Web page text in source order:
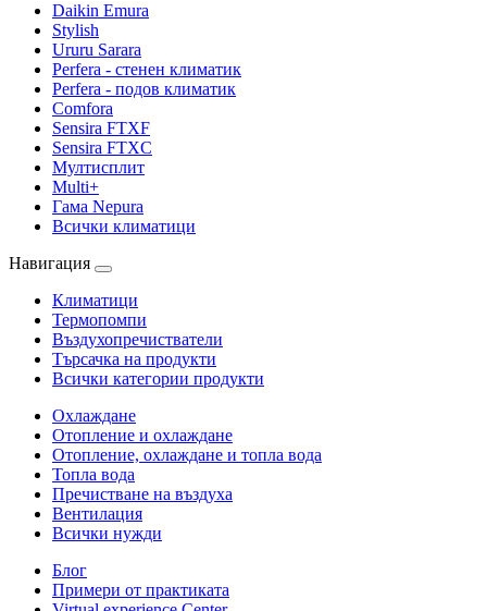
Daikin Emura
Stylish
Ururu Sarara
Perfera - стенен климатик
Perfera - подов климатик
Comfora
Sensira FTXF
Sensira FTXC
Мултисплит
Multi+
Гама Nepura
Всички климатици
Навигация
Климатици
Термопомпи
Въздухопречистватели
Търсачка на продукти
Всички категории продукти
Охлаждане
Отопление и охлаждане
Отопление, охлаждане и топла вода
Топла вода
Пречистване на въздуха
Вентилация
Всички нужди
Блог
Примери от практиката